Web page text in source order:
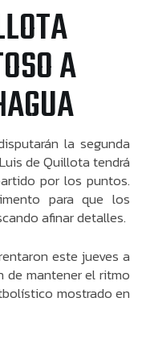
A
la segunda
de Quillota tendrá
por los puntos.
para que los
afinar detalles.
este jueves a
de mantener el ritmo
mostrado en